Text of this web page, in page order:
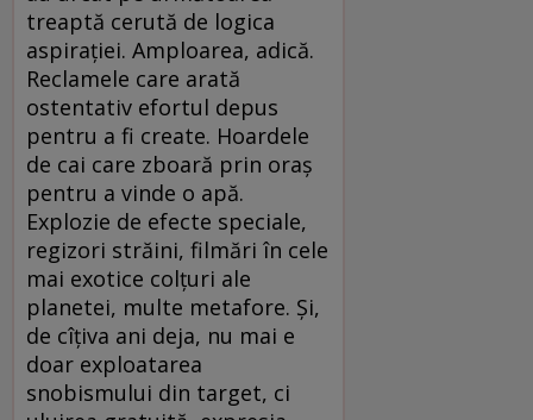
treaptă cerută de logica
aspiraţiei. Amploarea, adică.
Reclamele care arată
ostentativ efortul depus
pentru a fi create. Hoardele
de cai care zboară prin oraş
pentru a vinde o apă.
Explozie de efecte speciale,
regizori străini, filmări în cele
mai exotice colţuri ale
planetei, multe metafore. Şi,
de cîţiva ani deja, nu mai e
doar exploatarea
snobismului din target, ci